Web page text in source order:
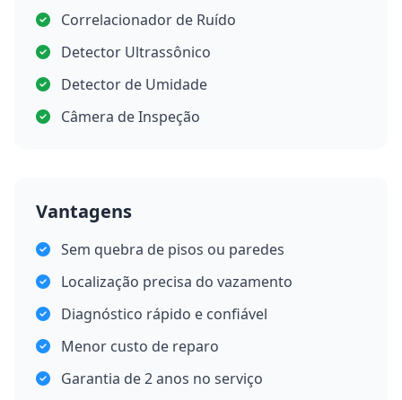
Correlacionador de Ruído
Detector Ultrassônico
Detector de Umidade
Câmera de Inspeção
Vantagens
Sem quebra de pisos ou paredes
Localização precisa do vazamento
Diagnóstico rápido e confiável
Menor custo de reparo
Garantia de 2 anos no serviço